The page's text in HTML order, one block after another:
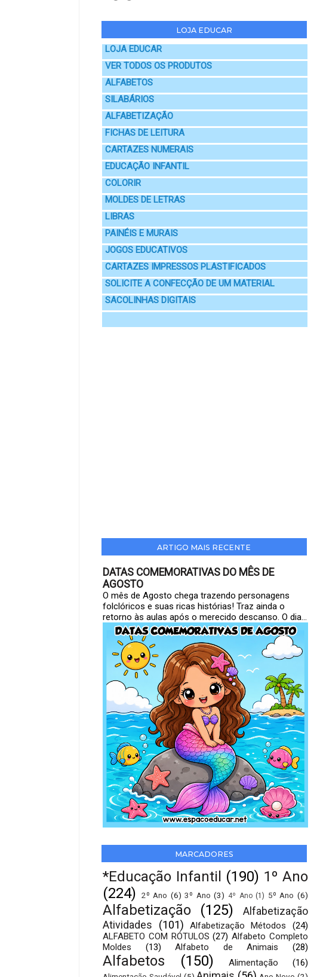
LOJA EDUCAR
LOJA EDUCAR
VER TODOS OS PRODUTOS
ALFABETOS
SILABÁRIOS
ALFABETIZAÇÃO
FICHAS DE LEITURA
CARTAZES NUMERAIS
EDUCAÇÃO INFANTIL
COLORIR
MOLDES DE LETRAS
LIBRAS
PAINÉIS E MURAIS
JOGOS EDUCATIVOS
CARTAZES IMPRESSOS PLASTIFICADOS
SOLICITE A CONFECÇÃO DE UM MATERIAL
SACOLINHAS DIGITAIS
ARTIGO MAIS RECENTE
DATAS COMEMORATIVAS DO MÊS DE
AGOSTO
O mês de Agosto chega trazendo personagens
folclóricos e suas ricas histórias! Traz ainda o
retorno às aulas após o merecido descanso. O dia...
MARCADORES
*Educação Infantil (190) 1º Ano
(224)
2º Ano (6) 3º Ano (3) 4º Ano (1) 5º Ano (6)
Alfabetização (125)
Alfabetização
Atividades
(101) Alfabetização Métodos
(24)
ALFABETO COM RÓTULOS (27) Alfabeto Completo
Moldes
(13) Alfabeto de Animais (28)
Alfabetos (150) Alimentação (16)